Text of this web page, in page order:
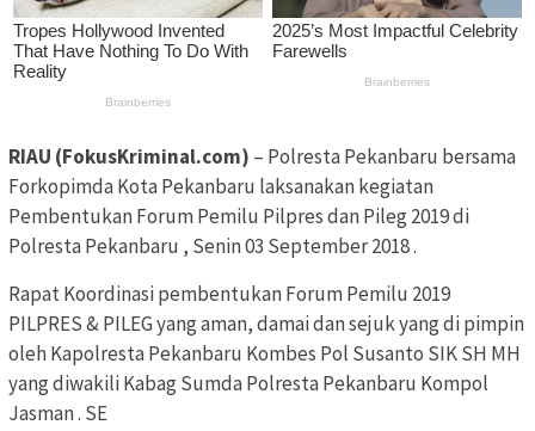
RIAU (FokusKriminal.com) – Polresta Pekanbaru bersama
Forkopimda Kota Pekanbaru laksanakan kegiatan
Pembentukan Forum Pemilu Pilpres dan Pileg 2019 di
Polresta Pekanbaru , Senin 03 September 2018 .
Rapat Koordinasi pembentukan Forum Pemilu 2019
PILPRES & PILEG yang aman, damai dan sejuk yang di pimpin
oleh Kapolresta Pekanbaru Kombes Pol Susanto SIK SH MH
yang diwakili Kabag Sumda Polresta Pekanbaru Kompol
Jasman . SE